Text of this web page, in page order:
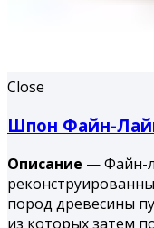
Close
Шпон Файн-
Описание — Файн-
пород древесины
из которых затем